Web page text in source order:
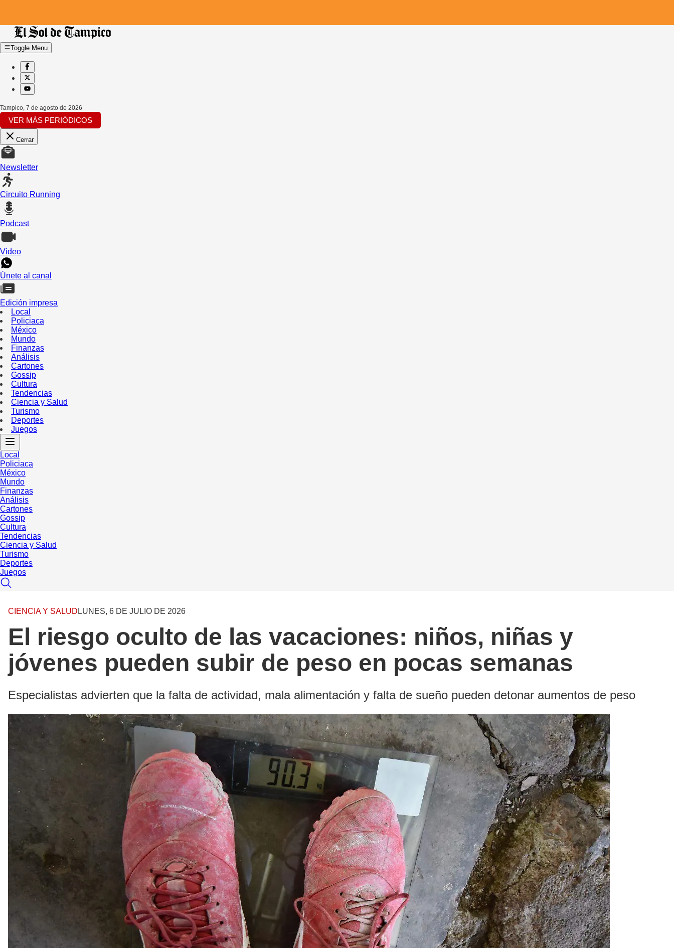
Toggle Menu
Tampico, 7 de agosto de 2026
VER MÁS PERIÓDICOS
Cerrar
Newsletter
Circuito Running
Podcast
Video
Únete al canal
Edición impresa
Local
Policiaca
México
Mundo
Finanzas
Análisis
Cartones
Gossip
Cultura
Tendencias
Ciencia y Salud
Turismo
Deportes
Juegos
Local
Policiaca
México
Mundo
Finanzas
Análisis
Cartones
Gossip
Cultura
Tendencias
Ciencia y Salud
Turismo
Deportes
Juegos
CIENCIA Y SALUD LUNES, 6 DE JULIO DE 2026
El riesgo oculto de las vacaciones: niños, niñas y
jóvenes pueden subir de peso en pocas semanas
Especialistas advierten que la falta de actividad, mala alimentación y falta de sueño pueden detonar aumentos de peso